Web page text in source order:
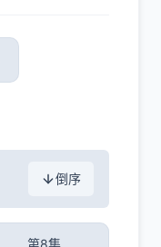
倒序
第8集